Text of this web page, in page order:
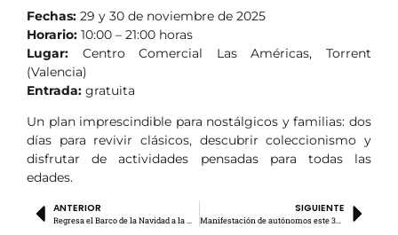
Fechas: 29 y 30 de noviembre de 2025
Horario: 10:00 – 21:00 horas
Lugar: Centro Comercial Las Américas, Torrent
(Valencia)
Entrada: gratuita
Un plan imprescindible para nostálgicos y familias: dos
días para revivir clásicos, descubrir coleccionismo y
disfrutar de actividades pensadas para todas las
edades.
ANTERIOR SIGUIENTE
Manifestación de autónomos este 30 de noviembre